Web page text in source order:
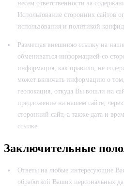
несем ответственности за
Использование сторонних сайтов
использования и политикой
Размещая внешнюю ссылку на
обмениваться информацией со
информация, как правило, не
может включать информацию о том,
геолокация, откуда Вы вошли на
предложение на нашем сайте,
сторонний сайт, а также дата и
ссылке.
Заключительные
Ответы на любые интересующие
обработкой Ваших персональных